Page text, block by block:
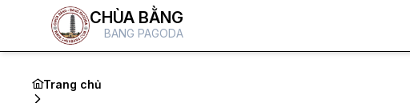
CHÙA BẰNG
BANG PAGODA
Trang chủ